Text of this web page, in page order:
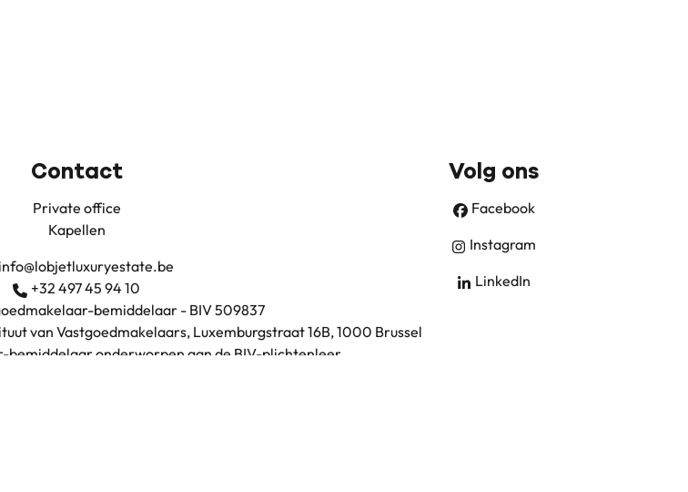
Contact
Private office
Kapellen
info@lobjetluxuryestate.be
+32 497 45 94 10
Volg ons
Facebook
Instagram
LinkedIn
bemiddelaar - BIV 509837
van Vastgoedmakelaars, Luxemburgstraat 16B, 1000 Brussel
bemiddelaar onderworpen aan de BIV-plichtenleer.